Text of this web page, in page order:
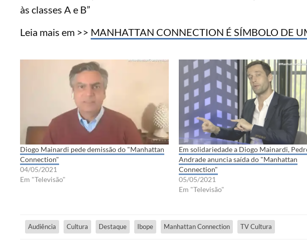
às classes A e B”
Leia mais em >> MANHATTAN CONNECTION É SÍMBOLO DE
Diogo Mainardi pede demissão do "Manhattan
Connection"
04/05/2021
Em "Televisão"
Em solidariedade a Diogo Mainardi,
Andrade anuncia saída do "Manhattan
Connection"
05/05/2021
Em "Televisão"
Audiência Cultura Destaque Ibope Manhattan Connection TV Cultura